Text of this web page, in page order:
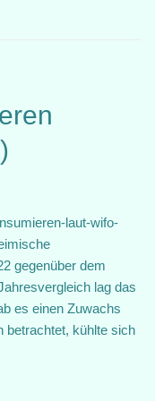
laut-wifo-
gegenüber dem
lag das
es einen Zuwachs
betrachtet, kühlte sich